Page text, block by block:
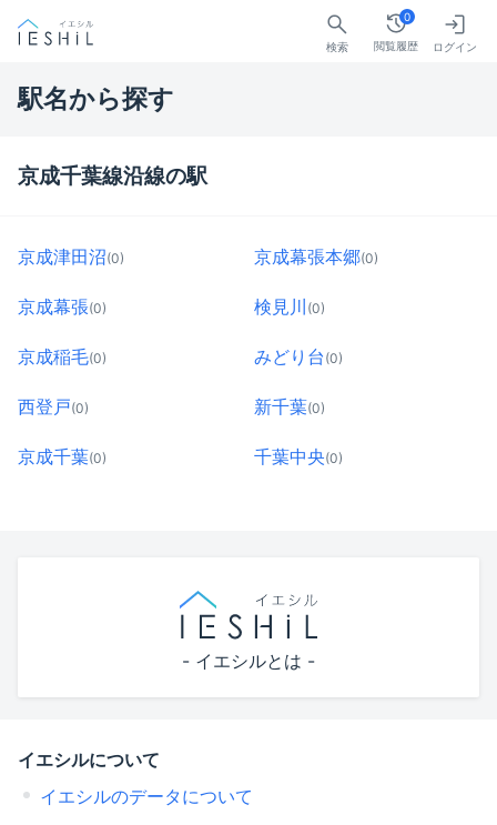
検索 閲覧履歴
0
ログイン
駅名から探す
京成千葉線沿線の駅
京成津田沼(0) 京成幕張本郷(0)
京成幕張(0) 検見川 (0)
京成稲毛(0) みどり台 (0)
西登戸(0) 新千葉(0)
京成千葉(0) 千葉中央(0)
- イエシルとは -
イエシルについて
イエシルのデータについて